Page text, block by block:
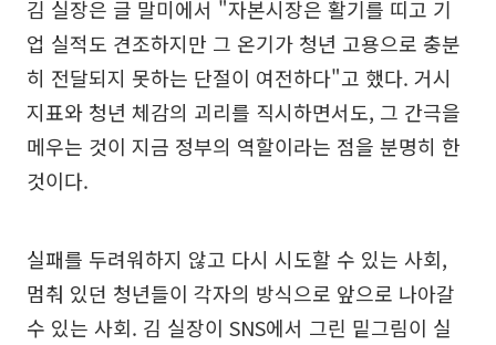
김 실장은 글 말미에서 "자본시장은 활기를 띠고 기
업 실적도 견조하지만 그 온기가 청년 고용으로 충분
히 전달되지 못하는 단절이 여전하다"고 했다. 거시
지표와 청년 체감의 괴리를 직시하면서도, 그 간극을
메우는 것이 지금 정부의 역할이라는 점을 분명히 한
것이다.
실패를 두려워하지 않고 다시 시도할 수 있는 사회,
멈춰 있던 청년들이 각자의 방식으로 앞으로 나아갈
수 있는 사회. 김 실장이 SNS에서 그린 밑그림이 실